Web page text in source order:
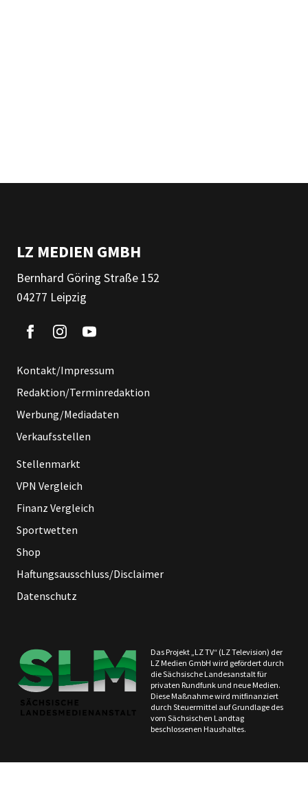
LZ MEDIEN GMBH
Bernhard Göring Straße 152
04277 Leipzig
Kontakt/Impressum
Redaktion/Terminredaktion
Werbung/Mediadaten
Verkaufsstellen
Stellenmarkt
VPN Vergleich
Finanz Vergleich
Sportwetten
Shop
Haftungsausschluss/Disclaimer
Datenschutz
Das Projekt „LZ TV“ (LZ Television) der
LZ Medien GmbH wird gefördert durch
die Sächsische Landesanstalt für
privaten Rundfunk und neue Medien.
Diese Maßnahme wird mitfinanziert
durch Steuermittel auf Grundlage des
vom Sächsischen Landtag
beschlossenen Haushaltes.